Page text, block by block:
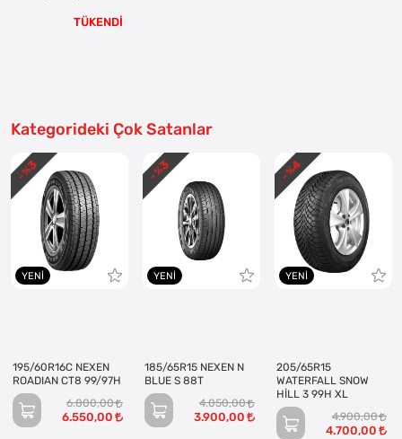
TÜKENDİ
Kategorideki Çok Satanlar
YENI
195/60R16C NEXEN
ROADIAN CT8 99/97H
6.800,00
6.550,00
- %
3
YENI
185/65R15 NEXEN N
BLUE S 88T
4.050,00
3.900,00
- %
3
YENI
205/65R15
WATERFALL SNOW
HİLL 3 99H XL
4.900,00
4.700,00
- %
4